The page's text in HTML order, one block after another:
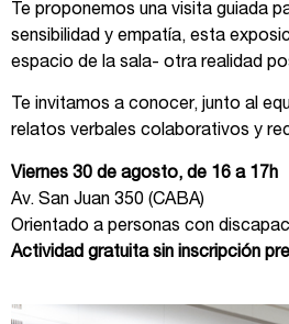
Te proponemos una visita guiada
sensibilidad y empatía, esta
espacio de la sala- otra realidad
Te invitamos a conocer, junto al
relatos verbales colaborativos y
Viernes 30 de agosto, de 16 a 17h
Av. San Juan 350 (CABA)
Orientado a personas con
Actividad gratuita sin inscripción